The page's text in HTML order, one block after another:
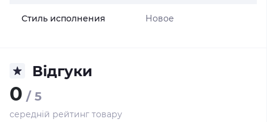
Стиль исполнения Новое
Відгуки
0 / 5
середній рейтинг товару